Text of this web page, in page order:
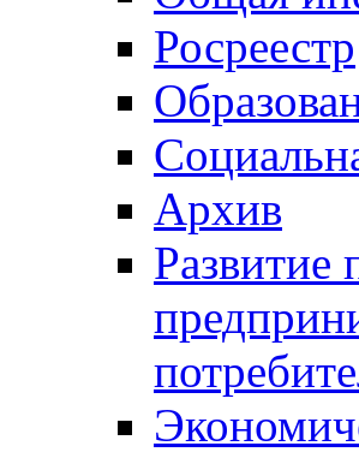
Росреестр
Архив
Развитие